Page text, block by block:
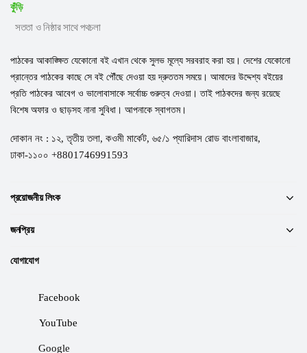
কুঁড়ি
সততা ও নিষ্ঠার সাথে পথচলা
পাঠকের আকাঙ্ক্ষিত যেকোনো বই এখান থেকে সুলভ মূল্যে সরবরাহ করা হয়। দেশের যেকোনো
প্রান্তের পাঠকের কাছে সে বই পৌঁছে দেওয়া হয় দ্রুততম সময়ে। আমাদের উদ্দেশ্য বইয়ের
প্রতি পাঠকের আবেগ ও ভালোবাসাকে সর্বোচ্চ গুরুত্ব দেওয়া। তাই পাঠকদের জন্য রয়েছে
বিশেষ অফার ও ছাড়সহ নানা সুবিধা। আপনাকে স্বাগতম।
দোকান নং : ১২, তৃতীয় তলা, কওমী মার্কেট, ৬৫/১ প্যারিদাস রোড বাংলাবাজার,
ঢাকা-১১০০ +8801746991593
প্রয়োজনীয় লিংক
জনপ্রিয়
যোগাযোগ
Facebook
YouTube
Google